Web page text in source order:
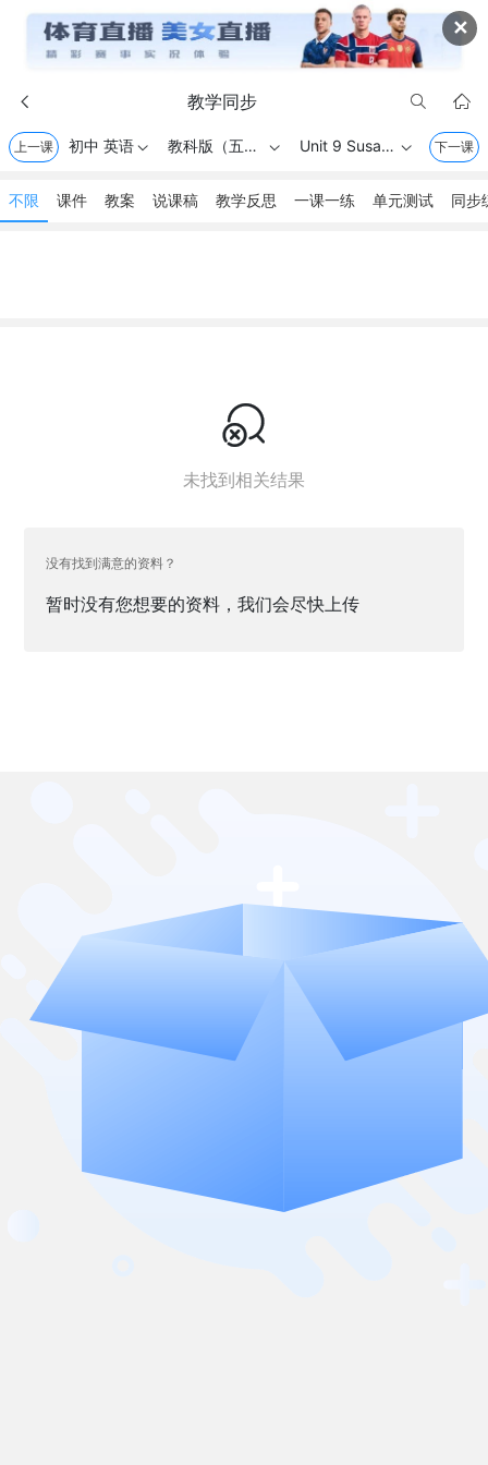
✕
 教学同步  
上一课 初中 英语 教科版（五四学制） . 六年级上册  Unit 9 Susan's Day  下一课
不限 课件 教案 说课稿 教学反思 一课一练 单元测试 同步

未找到相关结果
没有找到满意的资料？
暂时没有您想要的资料，我们会尽快上传